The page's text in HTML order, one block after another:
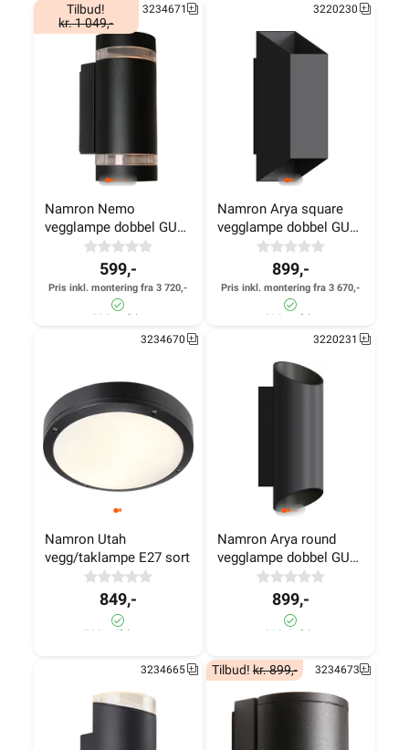
>1 000+ på lager
830+ på lager
Namron Nemo
vegglampe dobbel GU10
Tilbud!
kr. 1 049,-
3234671
599,-
Pris inkl. montering fra 3 720,-
>1 000+ på lager
Namron Arya square
vegglampe dobbel GU10
3220230
899,-
Pris inkl. montering fra 3 670,-
>1 000+ på lager
Namron Utah
vegg/taklampe E27 sort
3234670
849,-
790+ på lager
Namron Arya round
vegglampe dobbel GU10
3220231
899,-
>1 000+ på lager
3234665 Tilbud!kr. 899,- 3234673